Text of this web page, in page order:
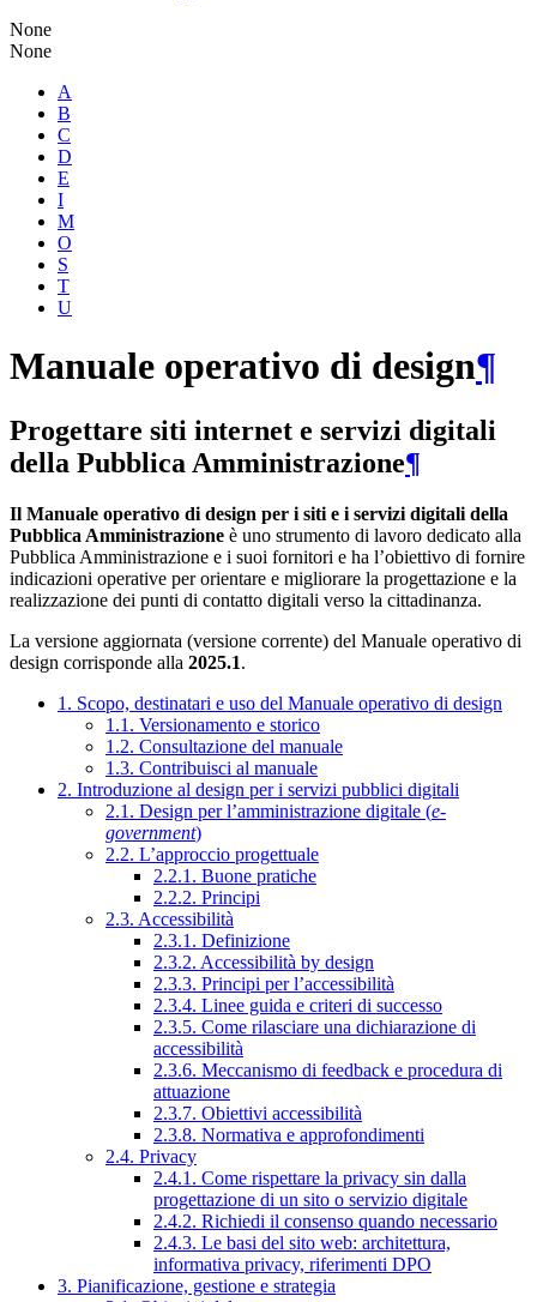
None
None
A
B
C
D
E
I
M
O
S
T
U
Manuale operativo di design¶
Progettare siti internet e servizi digitali
della Pubblica Amministrazione¶
Il Manuale operativo di design per i siti e i servizi digitali della
Pubblica Amministrazione è uno strumento di lavoro dedicato alla
Pubblica Amministrazione e i suoi fornitori e ha l’obiettivo di fornire
indicazioni operative per orientare e migliorare la progettazione e la
realizzazione dei punti di contatto digitali verso la cittadinanza.
La versione aggiornata (versione corrente) del Manuale operativo di
design corrisponde alla 2025.1.
1. Scopo, destinatari e uso del Manuale operativo di design
1.1. Versionamento e storico
1.2. Consultazione del manuale
1.3. Contribuisci al manuale
2. Introduzione al design per i servizi pubblici digitali
2.1. Design per l’amministrazione digitale (e-
government)
2.2. L’approccio progettuale
2.2.1. Buone pratiche
2.2.2. Principi
2.3. Accessibilità
2.3.1. Definizione
2.3.2. Accessibilità by design
2.3.3. Principi per l’accessibilità
2.3.4. Linee guida e criteri di successo
2.3.5. Come rilasciare una dichiarazione di
accessibilità
2.3.6. Meccanismo di feedback e procedura di
attuazione
2.3.7. Obiettivi accessibilità
2.3.8. Normativa e approfondimenti
2.4. Privacy
2.4.1. Come rispettare la privacy sin dalla
progettazione di un sito o servizio digitale
2.4.2. Richiedi il consenso quando necessario
2.4.3. Le basi del sito web: architettura,
informativa privacy, riferimenti DPO
3. Pianificazione, gestione e strategia